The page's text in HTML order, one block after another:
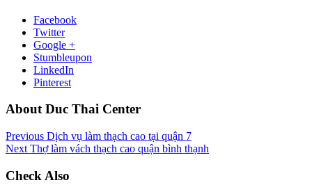
Facebook
Twitter
Google +
Stumbleupon
LinkedIn
Pinterest
About Duc Thai Center
Previous Dịch vụ làm thạch cao tại quận 7
Next Thợ làm vách thạch cao quận bình thạnh
Check Also